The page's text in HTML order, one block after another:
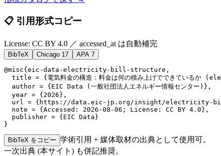
📋 引用形式コピー
License: CC BY 4.0 ／ accessed_at は自動補完
BibTeX Chicago 17 APA 7
@misc{eic-data-electricity-bill-structure,
title = {電気料金の構造：料金は何の積み上げでできているか
  author = {EIC Data (一般社団法人エネルギー情報センター)},
  year = {2026},
url = {https://data.eic-jp.org/insight/electricity-
  note = {Accessed: 2026-08-06; License: CC BY 4.0},
  publisher = {EIC Data}
}
BibTeX をコピー 学術引用 + 媒体取材の出典として使用可。
一次出典 (本サイト ) も併記推奨。